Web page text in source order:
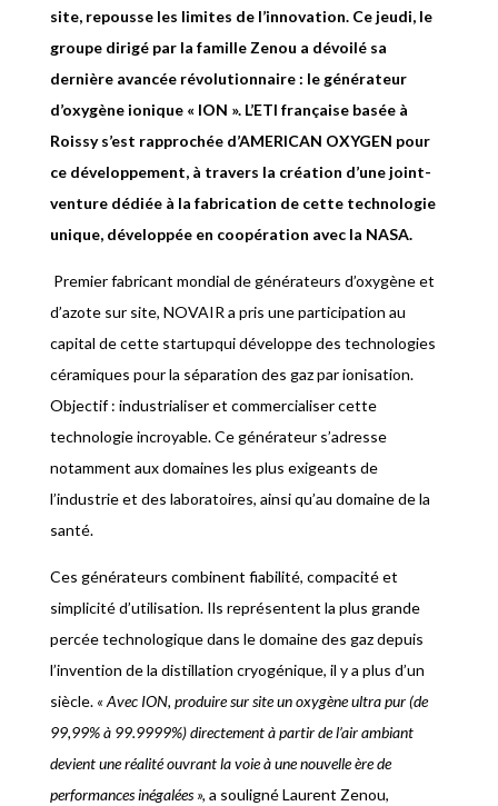
site, repousse les limites de l’innovation. Ce jeudi, le
groupe dirigé par la famille Zenou a dévoilé sa
dernière avancée révolutionnaire : le générateur
d’oxygène ionique « ION ». L’ETI française basée à
Roissy s’est rapprochée d’AMERICAN OXYGEN pour
ce développement, à travers la création d’une joint-
venture dédiée à la fabrication de cette technologie
unique, développée en coopération avec la NASA.
Premier fabricant mondial de générateurs d’oxygène et
d’azote sur site, NOVAIR a pris une participation au
capital de cette startupqui développe des technologies
céramiques pour la séparation des gaz par ionisation.
Objectif : industrialiser et commercialiser cette
technologie incroyable. Ce générateur s’adresse
notamment aux domaines les plus exigeants de
l’industrie et des laboratoires, ainsi qu’au domaine de la
santé.
Ces générateurs combinent fiabilité, compacité et
simplicité d’utilisation. Ils représentent la plus grande
percée technologique dans le domaine des gaz depuis
l’invention de la distillation cryogénique, il y a plus d’un
siècle. « Avec ION, produire sur site un oxygène ultra pur (de
99,99% à 99.9999%) directement à partir de l’air ambiant
devient une réalité ouvrant la voie à une nouvelle ère de
performances inégalées », a souligné Laurent Zenou,